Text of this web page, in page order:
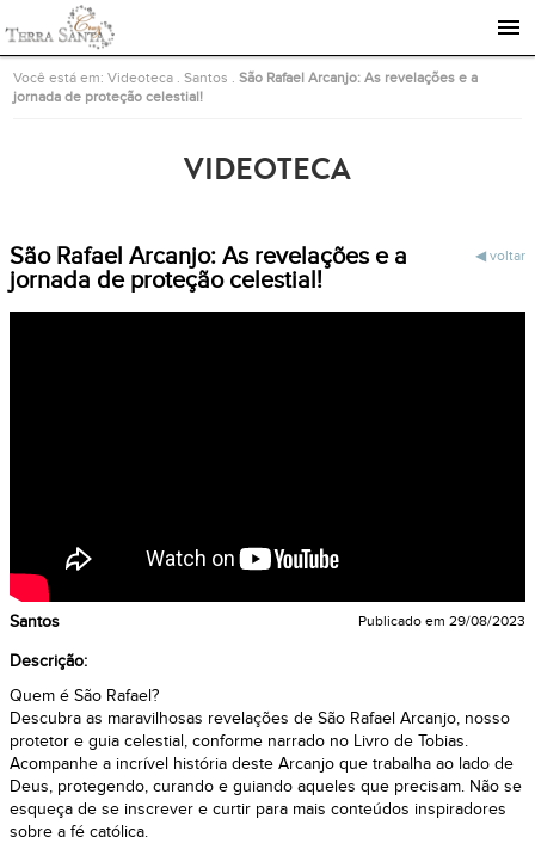
Ir para a página inicial
Você está em:Videoteca .Santos .São Rafael Arcanjo: As revelações e a
jornada de proteção celestial!
VIDEOTECA
São Rafael Arcanjo: As revelações e a
jornada de proteção celestial!
voltar
Santos Publicado em 29/08/2023
Descrição:
Quem é São Rafael?
Descubra as maravilhosas revelações de São Rafael Arcanjo, nosso
protetor e guia celestial, conforme narrado no Livro de Tobias.
Acompanhe a incrível história deste Arcanjo que trabalha ao lado de
Deus, protegendo, curando e guiando aqueles que precisam. Não se
esqueça de se inscrever e curtir para mais conteúdos inspiradores
sobre a fé católica.